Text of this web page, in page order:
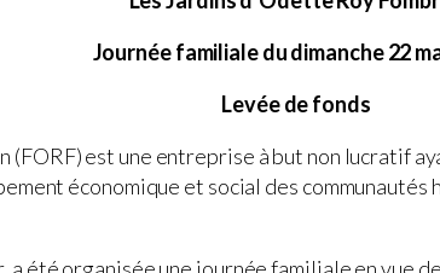
Journée familiale du dimanche 22
Levée de fonds
(FORF) est une entreprise à but non lucratif
économique et social des